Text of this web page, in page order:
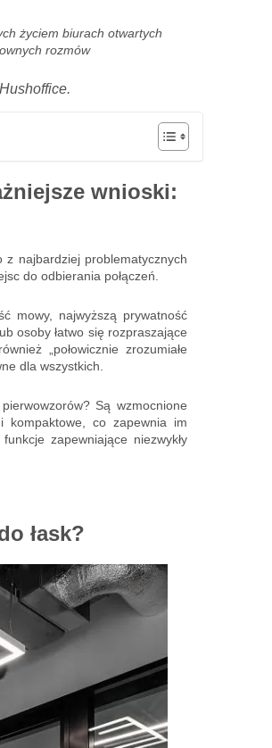
życiem biurach otwartych
rozmów
wnioski:
najbardziej problematycznych
do odbierania połączeń.
mowy, najwyższą prywatność
osoby łatwo się rozpraszające
„połowicznie zrozumiałe
dla wszystkich.
Są wzmocnione
kompaktowe, co zapewnia im
zapewniające niezwykły
łask?